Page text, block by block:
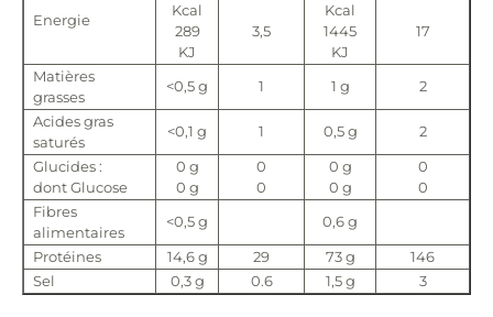
Energie
Kcal
289
KJ
3,5
Kcal
1445
KJ
17
Matières
grasses
<0,5 g 1 1 g
2
Acides gras
saturés
<0,1 g 1 0,5 g
2
Glucides :
dont Glucose
0 g
0 g
0
0
0 g
0 g
0
0
Fibres
alimentaires
<0,5 g
0,6 g
Protéines
14,6 g 29 73 g
146
Sel
0,3 g 0.6 1,5 g 3